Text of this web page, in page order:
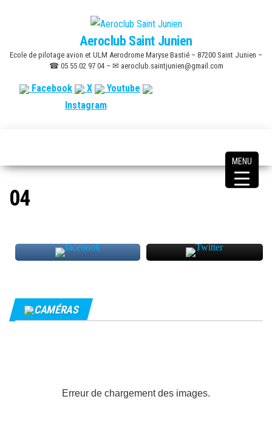
content
Aeroclub Saint Junien
Ecole de pilotage avion et ULM Aerodrome Maryse Bastié – 87200 Saint Junien –
☎ 05 55 02 97 04 – ✉ aeroclub.saintjunien@gmail.com
Facebook X
Youtube
Instagram
04
CAMÉRAS
Erreur de chargement des images.
MENU